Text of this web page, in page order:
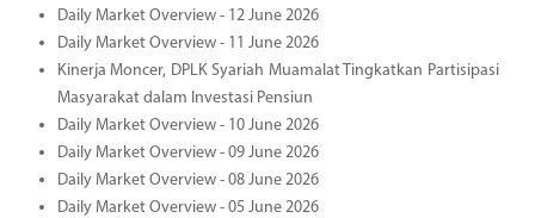
Daily Market Overview - 12 June 2026
Daily Market Overview - 11 June 2026
Kinerja Moncer, DPLK Syariah Muamalat Tingkatkan Partisipasi
Masyarakat dalam Investasi Pensiun
Daily Market Overview - 10 June 2026
Daily Market Overview - 09 June 2026
Daily Market Overview - 08 June 2026
Daily Market Overview - 05 June 2026